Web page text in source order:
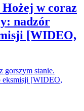
w coraz
nadzór
[WIDEO,